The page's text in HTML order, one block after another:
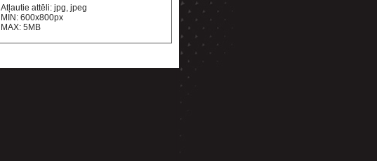
Atļautie attēli: jpg, jpeg
MIN: 600x800px
MAX: 5MB